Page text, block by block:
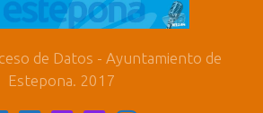
de Datos - Ayuntamiento de
Estepona. 2017